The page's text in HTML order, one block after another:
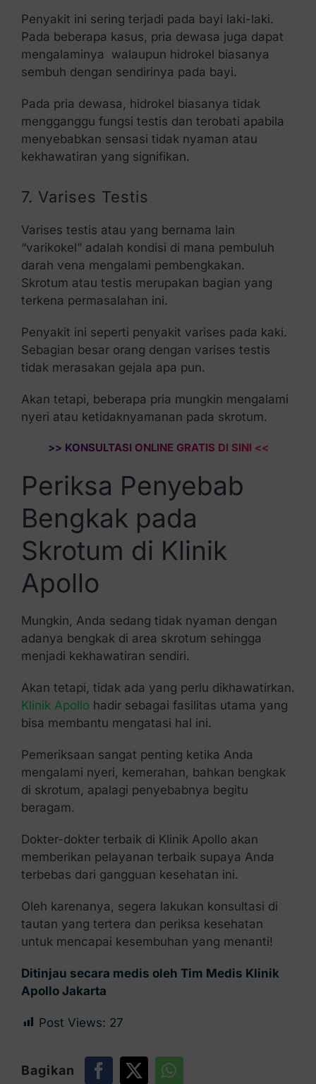
Penyakit ini sering terjadi pada bayi laki-laki.
Pada beberapa kasus, pria dewasa juga dapat
mengalaminya walaupun hidrokel biasanya
sembuh dengan sendirinya pada bayi.
Pada pria dewasa, hidrokel biasanya tidak
mengganggu fungsi testis dan terobati apabila
menyebabkan sensasi tidak nyaman atau
kekhawatiran yang signifikan.
7. Varises Testis
Varises testis atau yang bernama lain
“varikokel” adalah kondisi di mana pembuluh
darah vena mengalami pembengkakan.
Skrotum atau testis merupakan bagian yang
terkena permasalahan ini.
Penyakit ini seperti penyakit varises pada kaki.
Sebagian besar orang dengan varises testis
tidak merasakan gejala apa pun.
Akan tetapi, beberapa pria mungkin mengalami
nyeri atau ketidaknyamanan pada skrotum.
>> KONSULTASI ONLINE GRATIS DI SINI <<
Periksa Penyebab
Bengkak pada
Skrotum di Klinik
Apollo
Mungkin, Anda sedang tidak nyaman dengan
adanya bengkak di area skrotum sehingga
menjadi kekhawatiran sendiri.
Akan tetapi, tidak ada yang perlu dikhawatirkan.
Klinik Apollo hadir sebagai fasilitas utama yang
bisa membantu mengatasi hal ini.
Pemeriksaan sangat penting ketika Anda
mengalami nyeri, kemerahan, bahkan bengkak
di skrotum, apalagi penyebabnya begitu
beragam.
Dokter-dokter terbaik di Klinik Apollo akan
memberikan pelayanan terbaik supaya Anda
terbebas dari gangguan kesehatan ini.
Oleh karenanya, segera lakukan konsultasi di
tautan yang tertera dan periksa kesehatan
untuk mencapai kesembuhan yang menanti!
Ditinjau secara medis oleh Tim Medis Klinik
Apollo Jakarta
Post Views: 27
Bagikan